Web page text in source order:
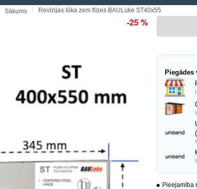
Sākums Revīzijas lūka zem flīzes BAULuke ST40x55
-25 %
Pieejamība
Piegādes